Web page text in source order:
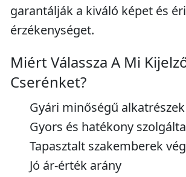
garantálják a kiváló képet és
érzékenységet.
Miért Válassza A Mi
Cserénket?
Gyári minőségű alkatrészek
Gyors és hatékony
Tapasztalt szakemberek
Jó ár-érték arány